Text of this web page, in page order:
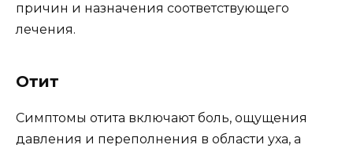
причин и назначения соответствующего
лечения.
Отит
Симптомы отита включают боль, ощущения
давления и переполнения в области уха, а